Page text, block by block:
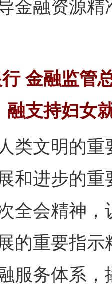
金融资源
金融监管
融支持妇女
文明的重
和进步的
全会精神
的重要指
服务体系